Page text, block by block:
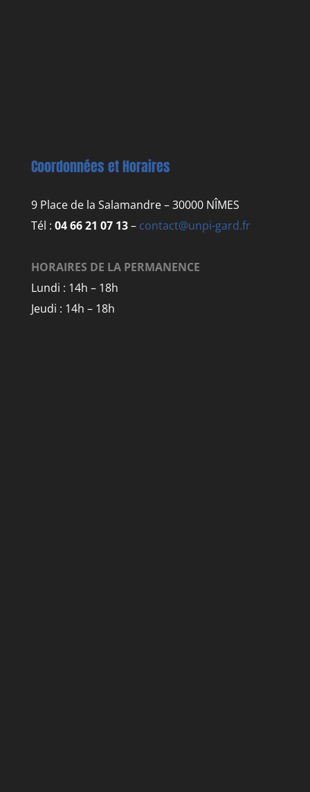
Coordonnées et Horaires
9 Place de la Salamandre – 30000 NÎMES
Tél : 04 66 21 07 13– contact@unpi-gard.fr
HORAIRES DE LA PERMANENCE
Lundi : 14h – 18h
Jeudi : 14h – 18h